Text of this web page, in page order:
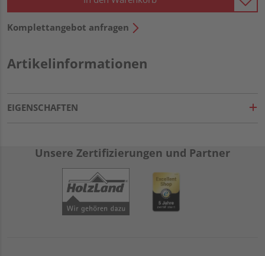
Komplettangebot anfragen
Artikelinformationen
EIGENSCHAFTEN
Unsere Zertifizierungen und Partner